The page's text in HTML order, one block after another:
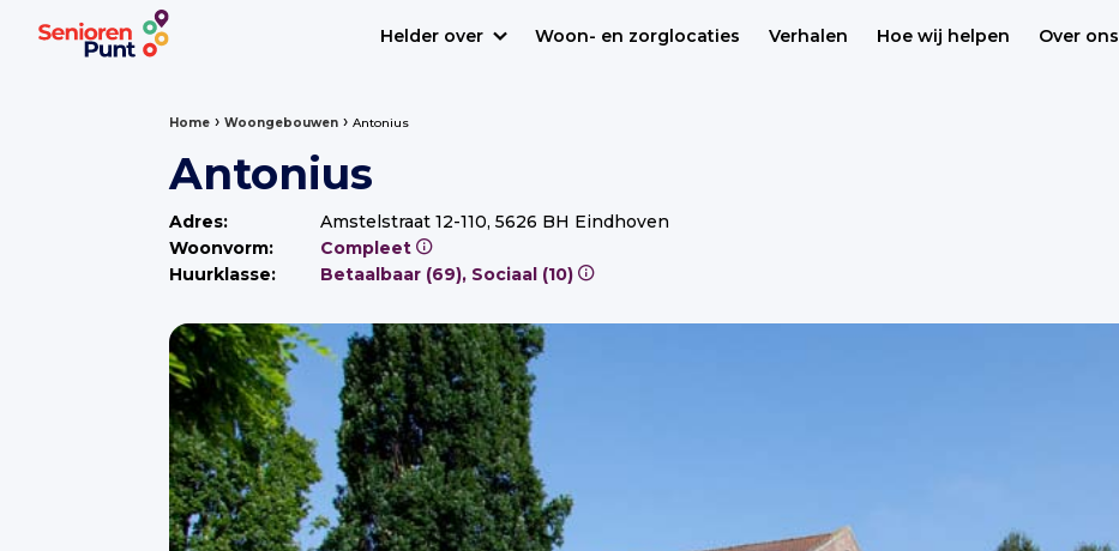
Helder over Woon- en zorglocaties Verhalen Hoe wij helpen Over ons
Home ›Woongebouwen ›Antonius
Antonius
Adres:
Amstelstraat 12-110, 5626 BH Eindhoven
Woonvorm:
Compleet
Huurklasse:
Betaalbaar (69), Sociaal (10)